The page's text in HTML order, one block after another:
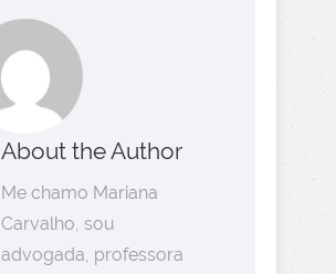
About the Author
Me chamo Mariana
Carvalho, sou
advogada, professora